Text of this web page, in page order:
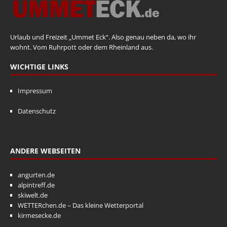
Urlaub und Freizeit „Ummet Eck“. Also genau neben da, wo ihr
wohnt. Vom Ruhrpott oder dem Rheinland aus.
WICHTIGE LINKS
Impressum
Datenschutz
ANDERE WEBSEITEN
angurten.de
alpintreff.de
skiwelt.de
WETTERchen.de – Das kleine Wetterportal
kirmesecke.de